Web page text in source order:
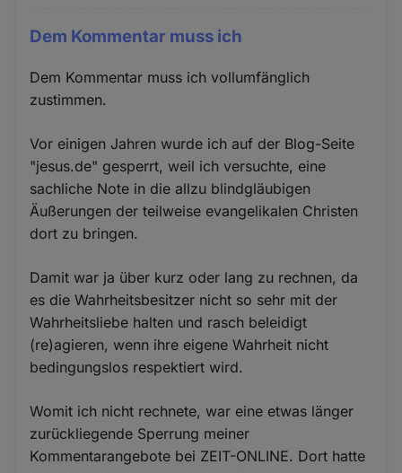
Dem Kommentar muss ich
Dem Kommentar muss ich vollumfänglich
zustimmen.
Vor einigen Jahren wurde ich auf der Blog-Seite
"jesus.de" gesperrt, weil ich versuchte, eine
sachliche Note in die allzu blindgläubigen
Äußerungen der teilweise evangelikalen Christen
dort zu bringen.
Damit war ja über kurz oder lang zu rechnen, da
es die Wahrheitsbesitzer nicht so sehr mit der
Wahrheitsliebe halten und rasch beleidigt
(re)agieren, wenn ihre eigene Wahrheit nicht
bedingungslos respektiert wird.
Womit ich nicht rechnete, war eine etwas länger
zurückliegende Sperrung meiner
Kommentarangebote bei ZEIT-ONLINE. Dort hatte